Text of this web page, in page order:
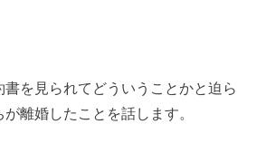
を見られてどういうことかと迫ら
が離婚したことを話します。